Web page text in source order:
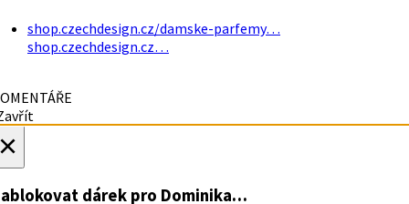
shop.czechdesign.cz/damske-parfemy…
shop.czechdesign.cz…
dárek pro Dominika…